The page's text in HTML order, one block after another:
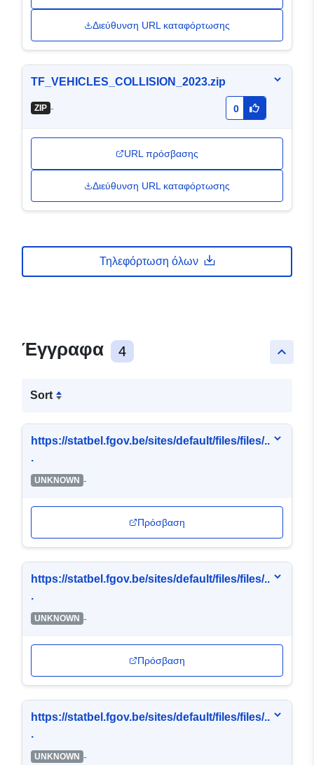
Διεύθυνση URL καταφόρτωσης
TF_VEHICLES_COLLISION_2023.zip
ZIP - 0
URL πρόσβασης
Διεύθυνση URL καταφόρτωσης
Τηλεφόρτωση όλων
keyboard_arrow_up
Έγγραφα 4
Sort
https://statbel.fgov.be/sites/default/files/files/..
.
UNKNOWN -
Πρόσβαση
https://statbel.fgov.be/sites/default/files/files/..
.
UNKNOWN -
Πρόσβαση
https://statbel.fgov.be/sites/default/files/files/..
.
UNKNOWN -